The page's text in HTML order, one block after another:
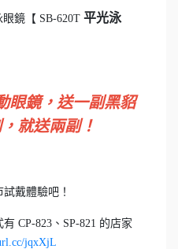
鏡【 SB-620T 平光泳
眼鏡，送一副黑貂
就送兩副！
戴體驗吧！
CP-823、SP-821 的店家
jqxXjL